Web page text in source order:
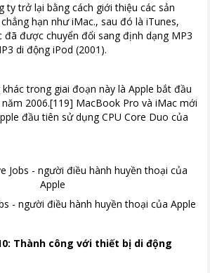
ty trở lại bằng cách giới thiệu các sản
hạn như iMac., sau đó là iTunes,
đã được chuyển đổi sang định dạng MP3
di động iPod (2001).
trong giai đoạn này là Apple bắt đầu
2006.[119] MacBook Pro và iMac mới
đầu tiên sử dụng CPU Core Duo của
- người điều hành huyền thoại của Apple
Thành công với thiết bị di động